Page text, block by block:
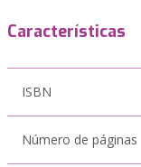
Características
ISBN
Número de páginas